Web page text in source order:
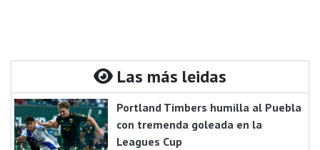
Las más leidas
Portland Timbers humilla al Puebla
con tremenda goleada en la
Leagues Cup